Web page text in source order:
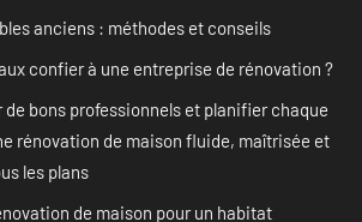
anciens : méthodes et conseils
confier à une entreprise de rénovation ?
de bons professionnels et planifier chaque
rénovation de maison fluide, maîtrisée et
les plans
de maison pour un habitat